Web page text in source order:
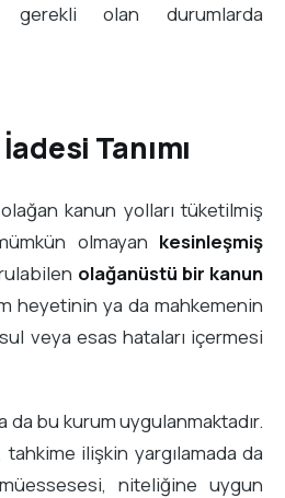
gerekli olan durumlarda
Tanımı
kanun yolları tüketilmiş
olmayan kesinleşmiş
olağanüstü bir kanun
heyetinin ya da mahkemenin
veya esas hataları içermesi
da bu kurum uygulanmaktadır.
tahkime ilişkin yargılamada da
niteliğine uygun